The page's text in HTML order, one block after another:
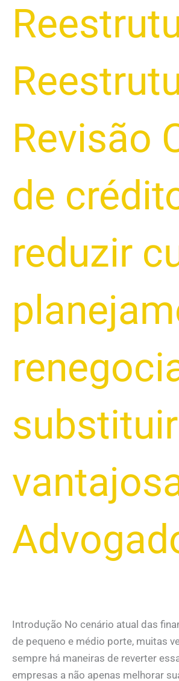
Revisão
de
reduzir
Introdução No cenário atual das
de pequeno e médio porte, muitas
sempre há maneiras de reverter
empresas a não apenas melhorar